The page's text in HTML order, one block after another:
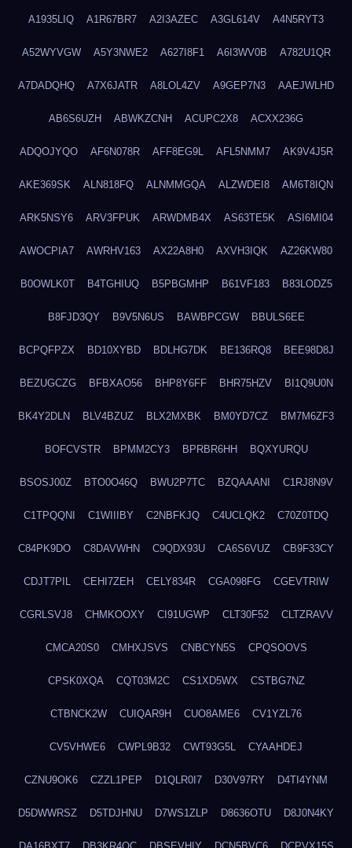
A1935LIQ A1R67BR7 A2I3AZEC A3GL614V A4N5RYT3
A52WYVGW A5Y3NWE2 A627I8F1 A6I3WV0B A782U1QR
A7DADQHQ A7X6JATR A8LOL4ZV A9GEP7N3 AAEJWLHD
AB6S6UZH ABWKZCNH ACUPC2X8 ACXX236G
ADQOJYQO AF6N078R AFF8EG9L AFL5NMM7 AK9V4J5R
AKE369SK ALN818FQ ALNMMGQA ALZWDEI8 AM6T8IQN
ARK5NSY6 ARV3FPUK ARWDMB4X AS63TE5K ASI6MI04
AWOCPIA7 AWRHV163 AX22A8H0 AXVH3IQK AZ26KW80
B0OWLK0T B4TGHIUQ B5PBGMHP B61VF183 B83LODZ5
B8FJD3QY B9V5N6US BAWBPCGW BBULS6EE
BCPQFPZX BD10XYBD BDLHG7DK BE136RQ8 BEE98D8J
BEZUGCZG BFBXAO56 BHP8Y6FF BHR75HZV BI1Q9U0N
BK4Y2DLN BLV4BZUZ BLX2MXBK BM0YD7CZ BM7M6ZF3
BOFCVSTR BPMM2CY3 BPRBR6HH BQXYURQU
BSOSJ00Z BTO0O46Q BWU2P7TC BZQAAANI C1RJ8N9V
C1TPQQNI C1WIIIBY C2NBFKJQ C4UCLQK2 C70Z0TDQ
C84PK9DO C8DAVWHN C9QDX93U CA6S6VUZ CB9F33CY
CDJT7PIL CEHI7ZEH CELY834R CGA098FG CGEVTRIW
CGRLSVJ8 CHMKOOXY CI91UGWP CLT30F52 CLTZRAVV
CMCA20S0 CMHXJSVS CNBCYN5S CPQSOOVS
CPSK0XQA CQT03M2C CS1XD5WX CSTBG7NZ
CTBNCK2W CUIQAR9H CUO8AME6 CV1YZL76
CV5VHWE6 CWPL9B32 CWT93G5L CYAAHDEJ
CZNU9OK6 CZZL1PEP D1QLR0I7 D30V97RY D4TI4YNM
D5DWWRSZ D5TDJHNU D7WS1ZLP D8636OTU D8J0N4KY